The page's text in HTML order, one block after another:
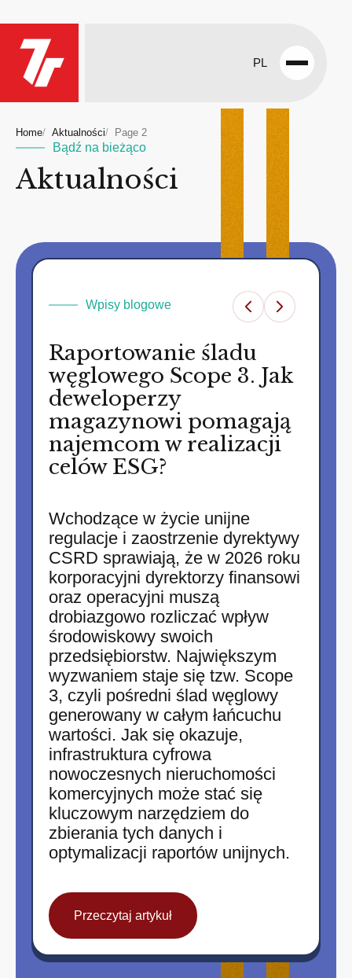
PL
Open
Home Aktualności Page 2
Bądź na bieżąco
Aktualności
Wpisy blogowe
Raportowanie śladu
węglowego Scope 3. Jak
deweloperzy
magazynowi pomagają
najemcom w realizacji
celów ESG?
Wchodzące w życie unijne
regulacje i zaostrzenie dyrektywy
CSRD sprawiają, że w 2026 roku
korporacyjni dyrektorzy finansowi
oraz operacyjni muszą
drobiazgowo rozliczać wpływ
środowiskowy swoich
przedsiębiorstw. Największym
wyzwaniem staje się tzw. Scope
3, czyli pośredni ślad węglowy
generowany w całym łańcuchu
wartości. Jak się okazuje,
infrastruktura cyfrowa
nowoczesnych nieruchomości
komercyjnych może stać się
kluczowym narzędziem do
zbierania tych danych i
optymalizacji raportów unijnych.
Przeczytaj artykuł